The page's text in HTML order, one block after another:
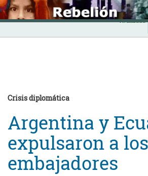
Skip
to
content
INICIO
Avanzada
Crisis diplomática
Argentina y
expulsaron a los
embajadores